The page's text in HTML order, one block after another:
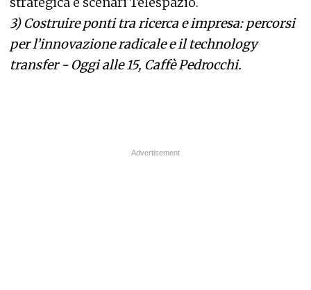
3)Costruire ponti tra ricerca e impresa: percorsi
per l’innovazione radicale e il technology
transfer - Oggi alle 15, Caffè Pedrocchi.